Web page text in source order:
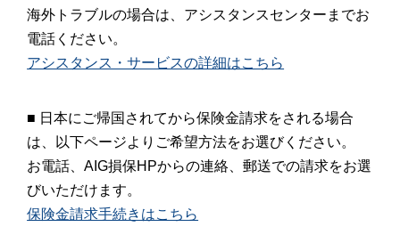
海外トラブルの場合は、アシスタンスセンターまでお
電話ください。
アシスタンス・サービスの詳細はこちら
■ 日本にご帰国されてから保険金請求をされる場合
は、以下ページよりご希望方法をお選びください。
お電話、AIG損保HPからの連絡、郵送での請求をお選
びいただけます。
保険金請求手続きはこちら